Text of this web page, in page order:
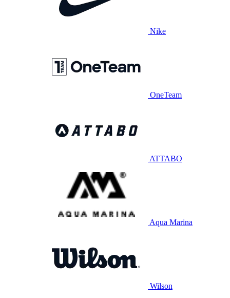
Nike
OneTeam
ATTABO
Aqua Marina
Wilson